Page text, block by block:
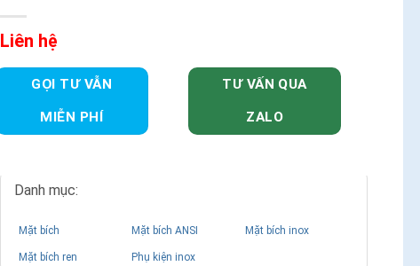
Liên hệ
Danh mục:
Mặt bích Mặt bích ANSI Mặt bích inox
Mặt bích ren Phụ kiện inox
GỌI TƯ VẪN
MIỄN PHÍ
TƯ VẤN QUA
ZALO